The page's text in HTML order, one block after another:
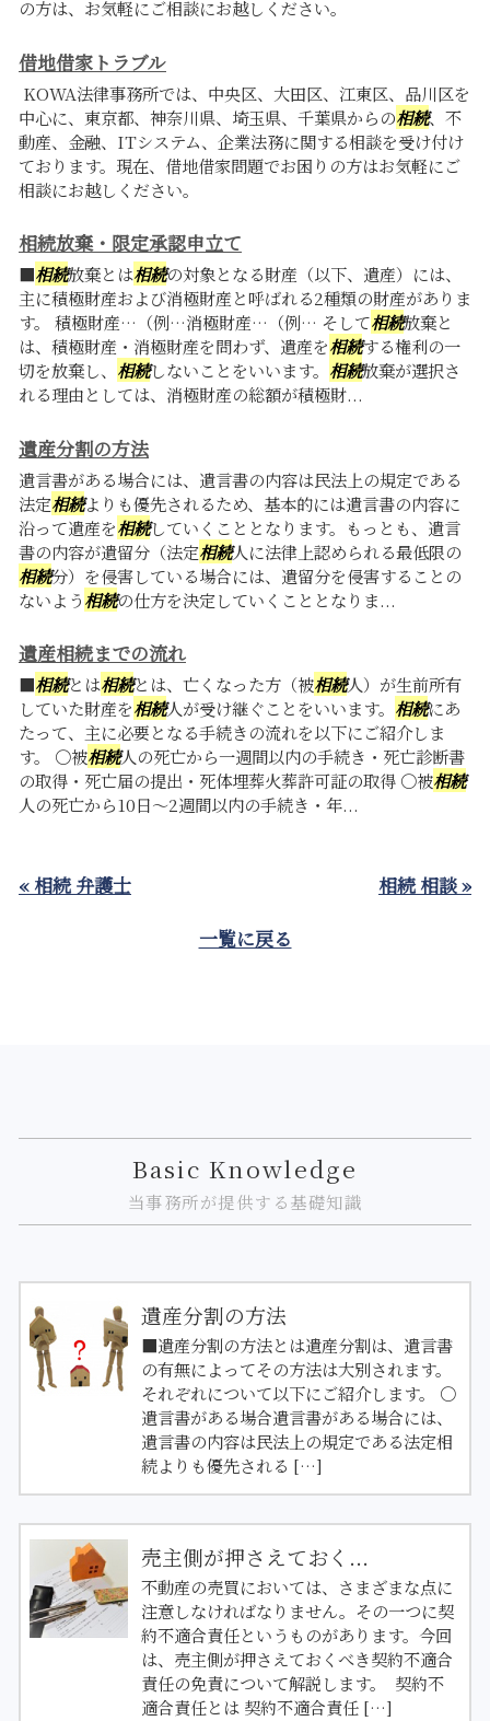
の方は、お気軽にご相談にお越しください。
借地借家トラブル
KOWA法律事務所では、中央区、大田区、江東区、品川区を
中心に、東京都、神奈川県、埼玉県、千葉県からの相続、不
動産、金融、ITシステム、企業法務に関する相談を受け付け
ております。現在、借地借家問題でお困りの方はお気軽にご
相談にお越しください。
相続放棄・限定承認申立て
■相続放棄とは相続の対象となる財産（以下、遺産）には、
主に積極財産および消極財産と呼ばれる2種類の財産がありま
す。 積極財産…（例…消極財産…（例… そして相続放棄と
は、積極財産・消極財産を問わず、遺産を相続する権利の一
切を放棄し、 相続しないことをいいます。 相続放棄が選択さ
れる理由としては、消極財産の総額が積極財...
遺産分割の方法
遺言書がある場合には、遺言書の内容は民法上の規定である
法定相続よりも優先されるため、基本的には遺言書の内容に
沿って遺産を相続していくこととなります。もっとも、遺言
書の内容が遺留分（法定相続人に法律上認められる最低限の
相続分）を侵害している場合には、遺留分を侵害することの
ないよう相続の仕方を決定していくこととなりま...
遺産相続までの流れ
■相続とは相続とは、亡くなった方（被相続人）が生前所有
していた財産を相続人が受け継ぐことをいいます。 相続にあ
たって、主に必要となる手続きの流れを以下にご紹介しま
す。 〇被相続人の死亡から一週間以内の手続き・死亡診断書
の取得・死亡届の提出・死体埋葬火葬許可証の取得 〇被相続
人の死亡から10日～2週間以内の手続き・年...
« 相続 弁護士
相続 相談 »
一覧に戻る
Basic Knowledge
当事務所が提供する基礎知識
遺産分割の方法
■遺産分割の方法とは遺産分割は、遺言書
の有無によってその方法は大別されます。
それぞれについて以下にご紹介します。 〇
遺言書がある場合遺言書がある場合には、
遺言書の内容は民法上の規定である法定相
続よりも優先される […]
売主側が押さえておく...
不動産の売買においては、さまざまな点に
注意しなければなりません。その一つに契
約不適合責任というものがあります。今回
は、売主側が押さえておくべき契約不適合
責任の免責について解説します。 契約不
適合責任とは 契約不適合責任 […]